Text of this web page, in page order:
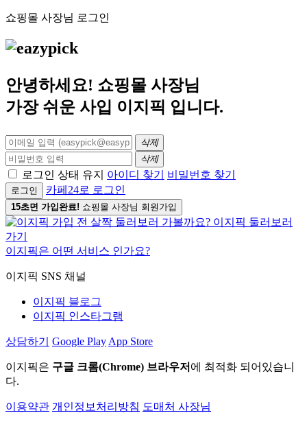
쇼핑몰 사장님 로그인
안녕하세요! 쇼핑몰 사장님
가장 쉬운 사입 이지픽 입니다.
삭제
삭제
로그인 상태 유지 아이디 찾기 비밀번호 찾기
로그인 카페24로 로그인
15초면 가입완료! 쇼핑몰 사장님 회원가입
이지픽은 어떤 서비스 인가요?
이지픽 SNS 채널
이지픽 블로그
이지픽 인스타그램
상담하기 Google Play App Store
이지픽은 구글 크롬(Chrome) 브라우저 에 최적화 되어있습니
다.
이용약관 개인정보처리방침 도매처 사장님